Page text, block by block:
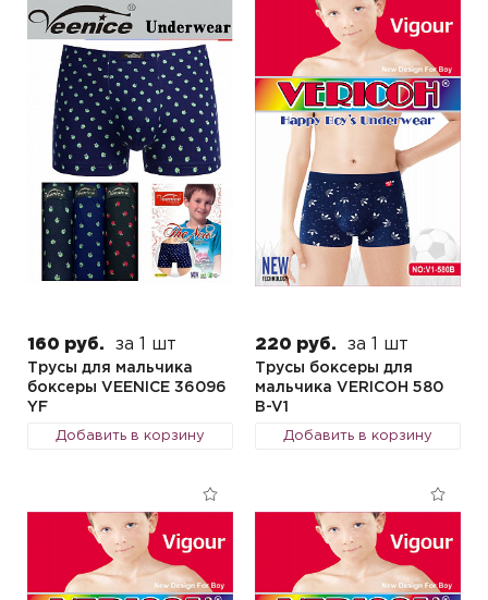
160 руб. за 1 шт
Трусы для мальчика
боксеры VEENICE 36096
YF
Добавить в корзину
220 руб. за 1 шт
Трусы боксеры для
мальчика VERICOH 580
B-V1
Добавить в корзину